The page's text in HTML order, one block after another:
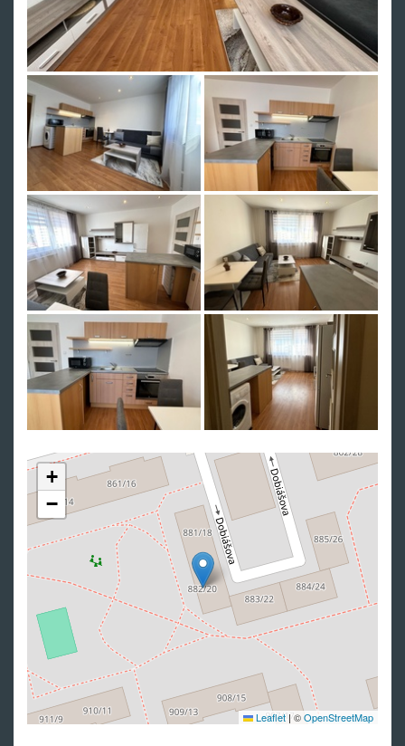
+
−
Leaflet |©OpenStreetMap